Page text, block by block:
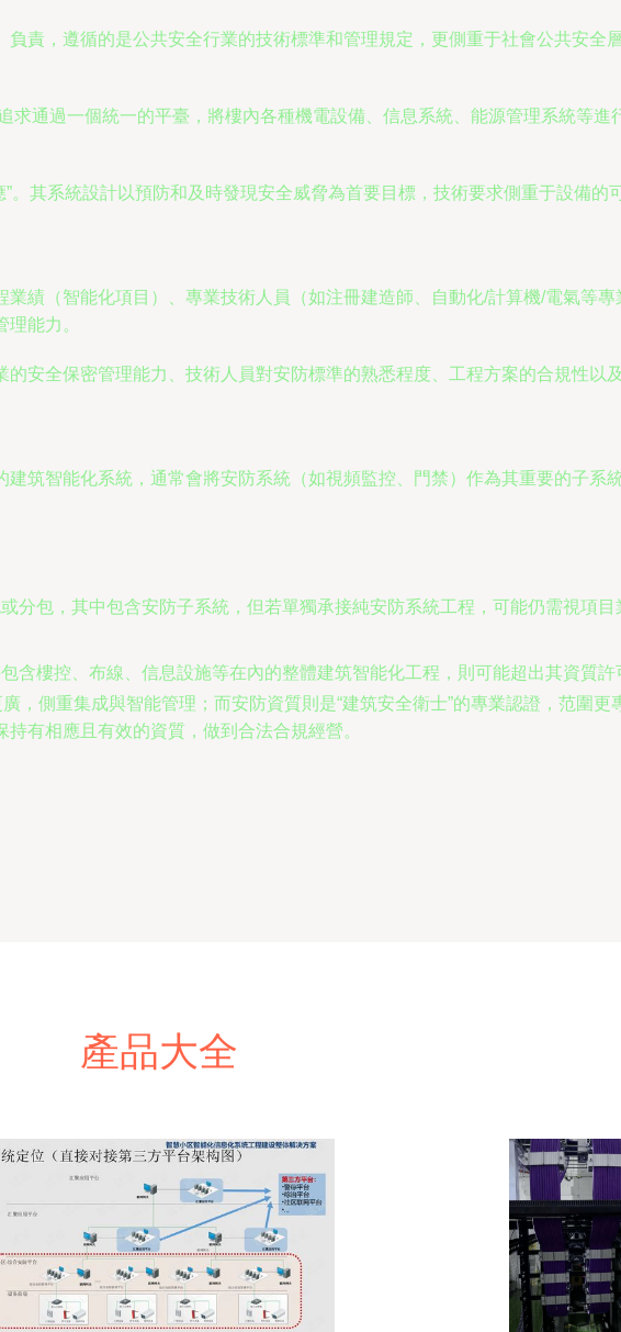
責，遵循的是公共安全行業的技術標準和管理規定，更側重于社會公共安全
求通過一個統一的平臺，將樓內各種機電設備、信息系統、能源管理系統等進
”。其系統設計以預防和及時發現安全威脅為首要目標，技術要求側重于設備的
績（智能化項目）、專業技術人員（如注冊建造師、自動化/計算機/電氣等
能力。
安全保密管理能力、技術人員對安防標準的熟悉程度、工程方案的合規性以
筑智能化系統，通常會將安防系統（如視頻監控、門禁）作為其重要的子系
分包，其中包含安防子系統，但若單獨承接純安防系統工程，可能仍需視項
含樓控、布線、信息設施等在內的整體建筑智能化工程，則可能超出其資質許
，側重集成與智能管理；而安防資質則是“建筑安全衛士”的專業認證，范圍更
有相應且有效的資質，做到合法合規經營。
產品大全